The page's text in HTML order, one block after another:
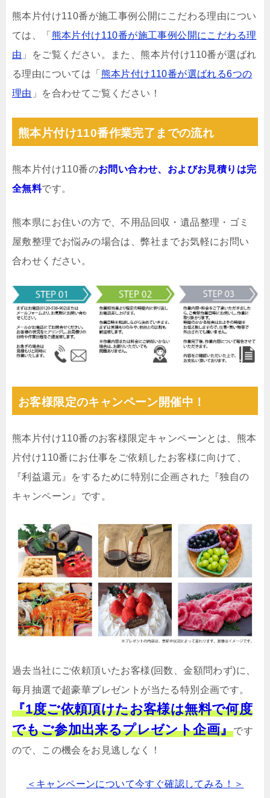
熊本片付け110番が施工事例公開にこだわる理由につい
ては、「 熊本片付け110番が施工事例公開にこだわる理
由 」をご覧ください。また、熊本片付け110番が選ばれ
る理由については「 熊本片付け110番が選ばれる6つの
理由 」を合わせてご覧ください！
熊本片付け110番作業完了までの流れ
熊本片付け110番のお問い合わせ、およびお見積りは完
全無料です。
熊本県にお住いの方で、不用品回収・遺品整理・ゴミ
屋敷整理でお悩みの場合は、弊社までお気軽にお問い
合わせください。
お客様限定のキャンペーン開催中！
熊本片付け110番のお客様限定キャンペーンとは、熊本
片付け110番にお仕事をご依頼したお客様に向けて、
『利益還元』をするために特別に企画された『独自の
キャンペーン』です。
過去当社にご依頼頂いたお客様(回数、金額問わず)に、
毎月抽選で超豪華プレゼントが当たる特別企画です。
『1度ご依頼頂けたお客様は無料で何度
でもご参加出来るプレゼント企画』です
ので、この機会をお見逃しなく！
＜キャンペーンについて今すぐ確認してみる！＞